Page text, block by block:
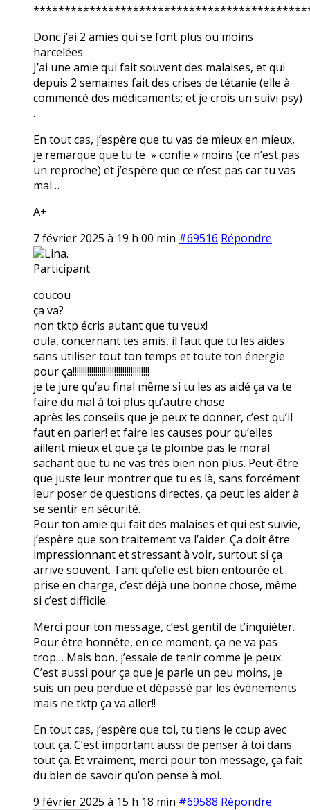
Donc j’ai 2 amies qui se font plus ou moins
harcelées.
J’ai une amie qui fait souvent des malaises, et qui
depuis 2 semaines fait des crises de tétanie (elle à
commencé des médicaments; et je crois un suivi psy)
.
En tout cas, j’espère que tu vas de mieux en mieux,
je remarque que tu te » confie » moins (ce n’est pas
un reproche) et j’espère que ce n’est pas car tu vas
mal…
A+
7 février 2025 à 19 h 00 min #69516 Répondre
Lina.
Participant
coucou
ça va?
non tktp écris autant que tu veux!
oula, concernant tes amis, il faut que tu les aides
sans utiliser tout ton temps et toute ton énergie
pour ça!!!!!!!!!!!!!!!!!!!!!!!!!!!!!!!!!!!!!
je te jure qu’au final même si tu les as aidé ça va te
faire du mal à toi plus qu’autre chose
après les conseils que je peux te donner, c’est qu’il
faut en parler! et faire les causes pour qu’elles
aillent mieux et que ça te plombe pas le moral
sachant que tu ne vas très bien non plus. Peut-être
que juste leur montrer que tu es là, sans forcément
leur poser de questions directes, ça peut les aider à
se sentir en sécurité.
Pour ton amie qui fait des malaises et qui est suivie,
j’espère que son traitement va l’aider. Ça doit être
impressionnant et stressant à voir, surtout si ça
arrive souvent. Tant qu’elle est bien entourée et
prise en charge, c’est déjà une bonne chose, même
si c’est difficile.
Merci pour ton message, c’est gentil de t’inquiéter.
Pour être honnête, en ce moment, ça ne va pas
trop… Mais bon, j’essaie de tenir comme je peux.
C’est aussi pour ça que je parle un peu moins, je
suis un peu perdue et dépassé par les évènements
mais ne tktp ça va aller!!
En tout cas, j’espère que toi, tu tiens le coup avec
tout ça. C’est important aussi de penser à toi dans
tout ça. Et vraiment, merci pour ton message, ça fait
du bien de savoir qu’on pense à moi.
9 février 2025 à 15 h 18 min #69588 Répondre